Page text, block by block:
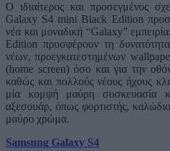
Ο ιδιαίτερος και προσεγμένος
Galaxy S4 mini Black Edition
νέα και μοναδική “Galaxy”
Edition προσφέρουν τη
νέων, προεγκατεστημένων
(home screen) όσο και για την
καθώς και πολλούς νέους ήχους
μία κομψή μαύρη συσκευασία
αξεσουάρ, όπως φορτιστής,
μαύρο χρώμα.
Samsung Galaxy S4